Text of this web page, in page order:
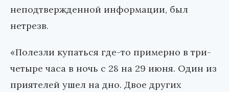
неподтвержденной информации, был
нетрезв.
«Полезли купаться где-то примерно в три-
четыре часа в ночь с 28 на 29 июня. Один из
приятелей ушел на дно. Двое других